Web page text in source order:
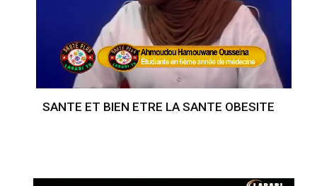
SANTE ET BIEN ETRE LA SANTE OBESITE